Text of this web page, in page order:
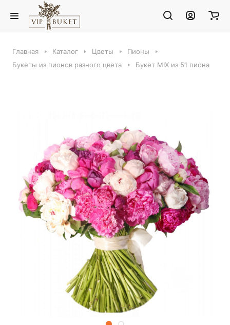
Главная Каталог Цветы
Пионы
Букеты из пионов разного цвета
Букет MIX из 51 пиона